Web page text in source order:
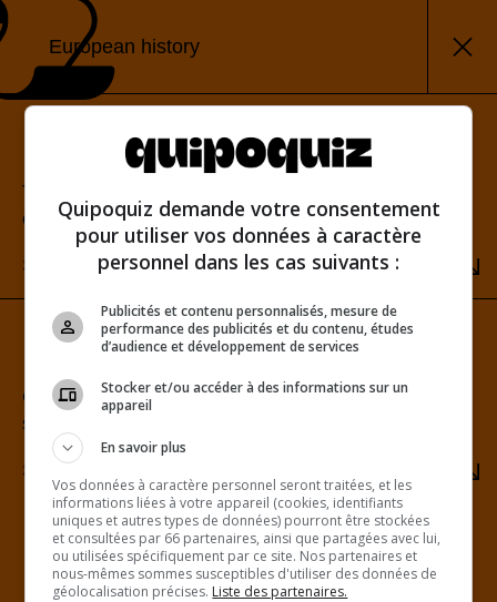
European history
Classic mode
Test your knowledge and view your score at the
end of the quiz.
SELECT
Sudden-death mode
Challenge yourself to get a perfect score. One
strike and you’re out!
SELECT
Quipoquiz demande votre consentement
pour utiliser vos données à caractère
personnel dans les cas suivants :
Publicités et contenu personnalisés, mesure de
performance des publicités et du contenu, études
d’audience et développement de services
Stocker et/ou accéder à des informations sur un
appareil
En savoir plus
Vos données à caractère personnel seront traitées, et les
informations liées à votre appareil (cookies, identifiants
uniques et autres types de données) pourront être stockées
et consultées par 66 partenaires, ainsi que partagées avec lui,
ou utilisées spécifiquement par ce site. Nos partenaires et
nous-mêmes sommes susceptibles d'utiliser des données de
géolocalisation précises. Liste des partenaires.